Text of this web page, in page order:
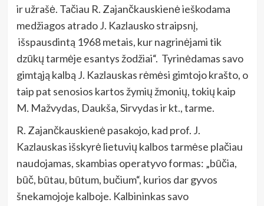
ir užrašė. Tačiau R. Zajančkauskienė ieškodama
medžiagos atrado J. Kazlausko straipsnį,
išspausdintą 1968 metais, kur nagrinėjami tik
dzūkų tarmėje esantys žodžiai“. Tyrinėdamas savo
gimtąją kalbą J. Kazlauskas rėmėsi gimtojo krašto, o
taip pat senosios kartos žymių žmonių, tokių kaip
M. Mažvydas, Daukša, Sirvydas ir kt., tarme.
R. Zajančkauskienė pasakojo, kad prof. J.
Kazlauskas išskyrė lietuvių kalbos tarmėse plačiau
naudojamas, skambias operatyvo formas: „būčia,
būč, būtau, būtum, bučium“, kurios dar gyvos
šnekamojoje kalboje. Kalbininkas savo